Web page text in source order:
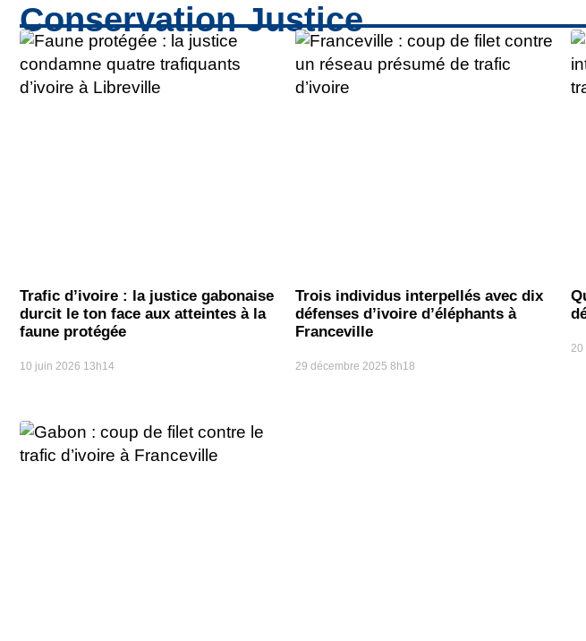
Conservation Justice
Trafic d’ivoire : la justice gabonaise
durcit le ton face aux atteintes à la
faune protégée
10 juin 2026 13h14
Trois individus interpellés avec dix
défenses d’ivoire d’éléphants à
Franceville
29 décembre 2025 8h18
20